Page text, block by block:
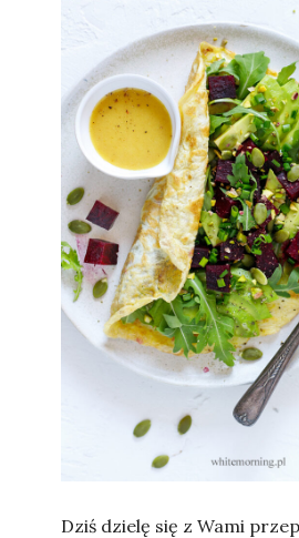
Dziś dzielę się z Wami